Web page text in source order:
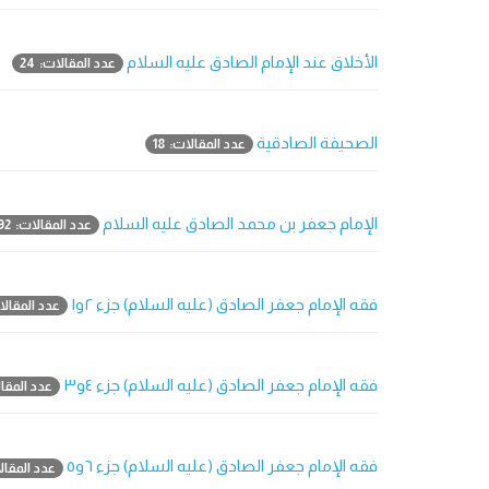
الأخلاق عند الإمام الصادق عليه السلام عدد المقالات: 24
الصحيفة الصادقية عدد المقالات: 18
الإمام جعفر بن محمد الصادق عليه السلام عدد المقالات: 192
فقه الإمام جعفر الصادق (عليه السلام) جزء ٢و١ عدد
فقه الإمام جعفر الصادق (عليه السلام) جزء ٤و٣ عدد
فقه الإمام جعفر الصادق (عليه السلام) جزء ٦و٥ عدد